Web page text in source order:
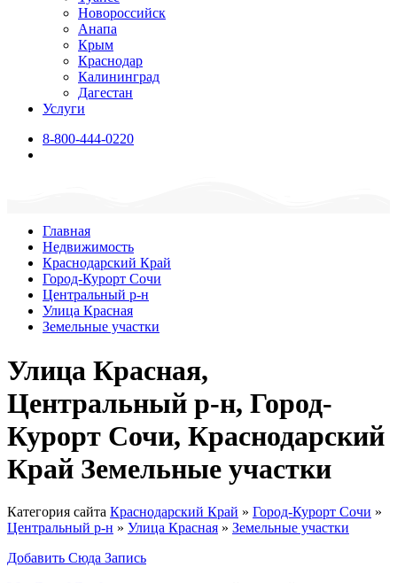
Новороссийск
Анапа
Крым
Краснодар
Калининград
Дагестан
Услуги
8-800-444-0220
Главная
Недвижимость
Краснодарский Край
Город-Курорт Сочи
Центральный р-н
Улица Красная
Земельные участки
Улица Красная,
Центральный р-н, Город-
Курорт Сочи, Краснодарский
Край Земельные участки
Категория сайта Краснодарский Край » Город-Курорт Сочи »
Центральный р-н » Улица Красная » Земельные участки
Добавить Сюда Запись